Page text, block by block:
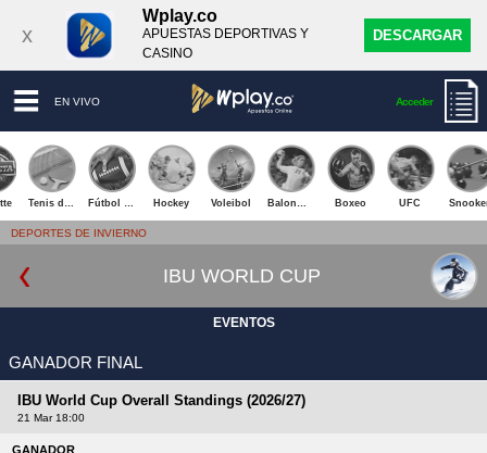
x
Wplay.co
APUESTAS DEPORTIVAS Y
CASINO
DESCARGAR
EN VIVO Acceder
Hockey Voleibol Boxeo UFC
DEPORTES DE INVIERNO
IBU WORLD CUP
EVENTOS
GANADOR FINAL
IBU World Cup Overall Standings (2026/27)
21 Mar 18:00
GANADOR